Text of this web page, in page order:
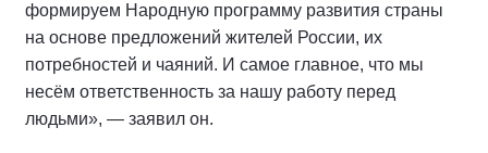
формируем Народную программу развития страны
на основе предложений жителей России, их
потребностей и чаяний. И самое главное, что мы
несём ответственность за нашу работу перед
людьми», — заявил он.